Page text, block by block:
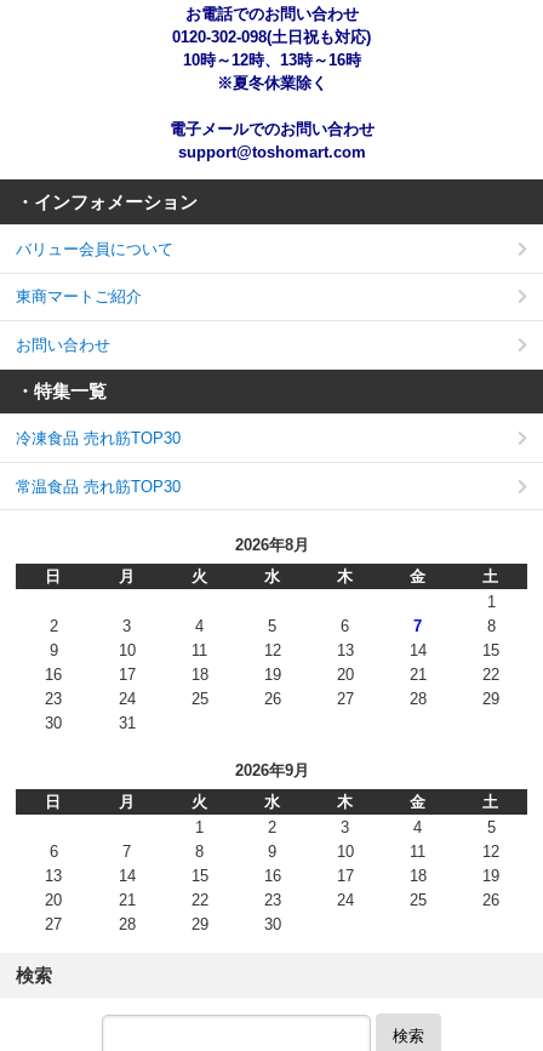
お電話でのお問い合わせ
0120-302-098(土日祝も対応)
10時～12時、13時～16時
※夏冬休業除く
電子メールでのお問い合わせ
support@toshomart.com
・インフォメーション
バリュー会員について
東商マートご紹介
お問い合わせ
・特集一覧
冷凍食品 売れ筋TOP30
常温食品 売れ筋TOP30
2026年8月
日
月 火 水 木 金
土
1
2
3 4 5 6 7
8
9
10 11 12 13 14
15
16
17 18 19 20 21
22
23
24 25 26 27 28
29
30
31
2026年9月
日
月 火 水 木 金
土
1
2 3 4
5
6
7 8 9 10 11
12
13
14 15 16 17 18
19
20
21 22 23 24 25
26
27
28 29 30
検索
検索